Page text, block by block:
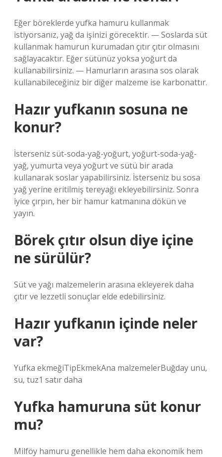
Eğer böreklerde yufka hamuru kullanmak
istiyorsanız, yağ da işinizi görecektir. — Soslarda süt
kullanmak hamurun kurumadan çıtır çıtır olmasını
sağlayacaktır. Eğer sütünüz yoksa yoğurt da
kullanabilirsiniz. — Hamurların arasına sos olarak
kullanabileceğiniz bir diğer malzeme ise karbonattır.
Hazır yufkanın sosuna ne
konur?
İsterseniz süt-soda-yağ-yoğurt, yoğurt-soda-yağ-
yağ, yumurta veya yoğurt ve sütü bir arada
kullanarak soslar yapabilirsiniz. İsterseniz bu sosa
yağ yerine eritilmiş tereyağı ekleyebilirsiniz. Sonra
iyice çırpın, her bir hamur katmanına dökün ve
yayın.
Börek çıtır olsun diye içine
ne sürülür?
Süt ve yağı malzemelerin arasına ekleyerek daha
çıtır ve lezzetli sonuçlar elde edebilirsiniz.
Hazır yufkanın içinde neler
var?
Yufka ekmeğiTipEkmekAna malzemelerBuğday unu,
su, tuz1 satır daha
Yufka hamuruna süt konur
mu?
Milföy hamuru genellikle hem daha ekonomik hem